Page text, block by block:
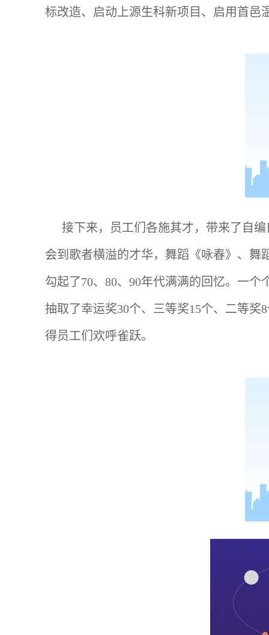
标改造、启动上源生科新项目、启用首邑
接下来，员工们各施其才，带来了自
会到歌者横溢的才华，舞蹈《咏春》、
勾起了70、80、90年代满满的回忆。一
抽取了幸运奖30个、三等奖15个、二等
得员工们欢呼雀跃。